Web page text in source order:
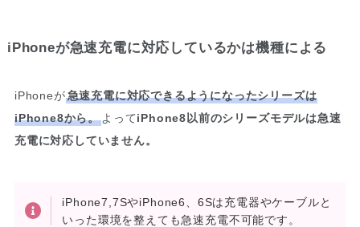
iPhoneが急速充電に対応しているかは機種による
iPhoneが急速充電に対応できるようになったシリーズは
iPhone8から。よってiPhone8以前のシリーズモデルは急速
充電に対応していません。
iPhone7,7SやiPhone6、6Sは充電器やケーブルと
いった環境を整えても急速充電不可能です。